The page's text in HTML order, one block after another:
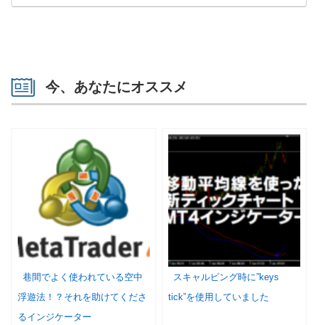
今、あなたにオススメ
巷間でよく使われている空中
浮遊法！？それを助けてくださ
るインジケーター
スキャルピング時に”keys
tick”を使用していました